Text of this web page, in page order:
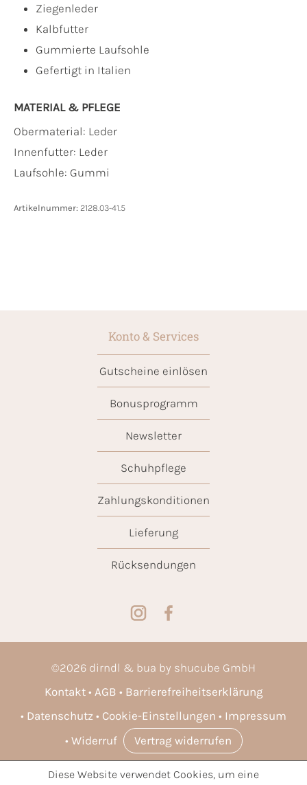
Ziegenleder
Kalbfutter
Gummierte Laufsohle
Gefertigt in Italien
MATERIAL & PFLEGE
Obermaterial: Leder
Innenfutter: Leder
Laufsohle: Gummi
Artikelnummer: 2128.03-41.5
Konto & Services
Gutscheine einlösen
Bonusprogramm
Newsletter
Schuhpflege
Zahlungskonditionen
Lieferung
Rücksendungen
©2026 dirndl & bua by shucube GmbH
Kontakt
AGB
Barrierefreiheitserklärung
Datenschutz
Cookie-Einstellungen
Impressum
Widerruf
Vertrag widerrufen
* Alle Preise inkl. gesetzl. Mehrwertsteuer zzgl.Versandkosten
Diese Website verwendet Cookies, um eine